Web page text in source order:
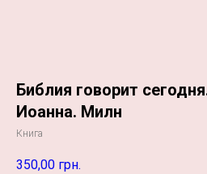
Библия говорит
Иоанна. Милн
Книга
350,00 грн.